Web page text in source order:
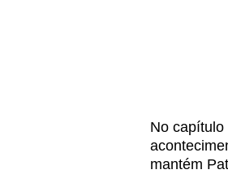
No capítulo
mantém